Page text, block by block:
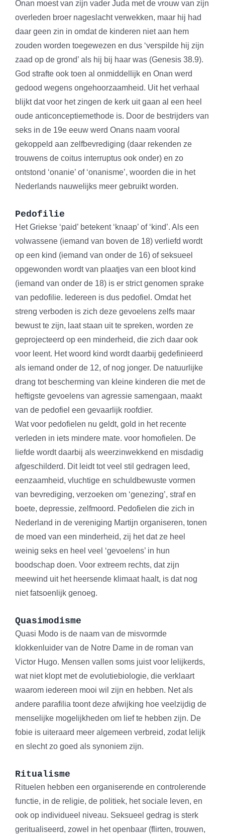
Onan moest van zijn vader Juda met de vrouw van zijn
overleden broer nageslacht verwekken, maar hij had
daar geen zin in omdat de kinderen niet aan hem
zouden worden toegewezen en dus ‘verspilde hij zijn
zaad op de grond’ als hij bij haar was (Genesis 38.9).
God strafte ook toen al onmiddellijk en Onan werd
gedood wegens ongehoorzaamheid. Uit het verhaal
blijkt dat voor het zingen de kerk uit gaan al een heel
oude anticonceptiemethode is. Door de bestrijders van
seks in de 19e eeuw werd Onans naam vooral
gekoppeld aan zelfbevrediging (daar rekenden ze
trouwens de coitus interruptus ook onder) en zo
ontstond ‘onanie’ of ‘onanisme’, woorden die in het
Nederlands nauwelijks meer gebruikt worden.
Pedofilie
Het Griekse ‘paid’ betekent ‘knaap’ of ‘kind’. Als een
volwassene (iemand van boven de 18) verliefd wordt
op een kind (iemand van onder de 16) of seksueel
opgewonden wordt van plaatjes van een bloot kind
(iemand van onder de 18) is er strict genomen sprake
van pedofilie. Iedereen is dus pedofiel. Omdat het
streng verboden is zich deze gevoelens zelfs maar
bewust te zijn, laat staan uit te spreken, worden ze
geprojecteerd op een minderheid, die zich daar ook
voor leent. Het woord kind wordt daarbij gedefinieerd
als iemand onder de 12, of nog jonger. De natuurlijke
drang tot bescherming van kleine kinderen die met de
heftigste gevoelens van agressie samengaan, maakt
van de pedofiel een gevaarlijk roofdier.
Wat voor pedofielen nu geldt, gold in het recente
verleden in iets mindere mate. voor homofielen. De
liefde wordt daarbij als weerzinwekkend en misdadig
afgeschilderd. Dit leidt tot veel stil gedragen leed,
eenzaamheid, vluchtige en schuldbewuste vormen
van bevrediging, verzoeken om ‘genezing’, straf en
boete, depressie, zelfmoord. Pedofielen die zich in
Nederland in de vereniging Martijn organiseren, tonen
de moed van een minderheid, zij het dat ze heel
weinig seks en heel veel ‘gevoelens’ in hun
boodschap doen. Voor extreem rechts, dat zijn
meewind uit het heersende klimaat haalt, is dat nog
niet fatsoenlijk genoeg.
Quasimodisme
Quasi Modo is de naam van de misvormde
klokkenluider van de Notre Dame in de roman van
Victor Hugo. Mensen vallen soms juist voor lelijkerds,
wat niet klopt met de evolutiebiologie, die verklaart
waarom iedereen mooi wil zijn en hebben. Net als
andere parafilia toont deze afwijking hoe veelzijdig de
menselijke mogelijkheden om lief te hebben zijn. De
fobie is uiteraard meer algemeen verbreid, zodat lelijk
en slecht zo goed als synoniem zijn.
Ritualisme
Rituelen hebben een organiserende en controlerende
functie, in de religie, de politiek, het sociale leven, en
ook op individueel niveau. Seksueel gedrag is sterk
geritualiseerd, zowel in het openbaar (flirten, trouwen,